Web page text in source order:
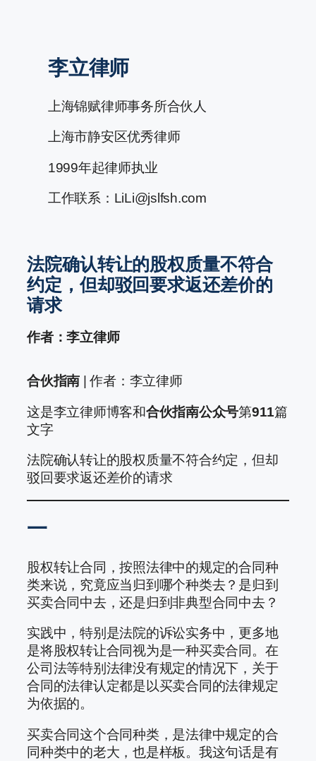
李立律师
上海锦赋律师事务所合伙人
上海市静安区优秀律师
1999年起律师执业
工作联系：LiLi@jslfsh.com
法院确认转让的股权质量不符合
约定，但却驳回要求返还差价的
请求
作者：李立律师
合伙指南 | 作者：李立律师
这是李立律师博客和合伙指南公众号第911篇
文字
法院确认转让的股权质量不符合约定，但却
驳回要求返还差价的请求
一
股权转让合同，按照法律中的规定的合同种
类来说，究竟应当归到哪个种类去？是归到
买卖合同中去，还是归到非典型合同中去？
实践中，特别是法院的诉讼实务中，更多地
是将股权转让合同视为是一种买卖合同。在
公司法等特别法律没有规定的情况下，关于
合同的法律认定都是以买卖合同的法律规定
为依据的。
买卖合同这个合同种类，是法律中规定的合
同种类中的老大，也是样板。我这句话是有